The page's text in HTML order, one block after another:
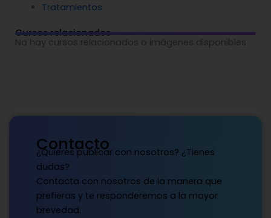
Tratamientos
Cursos relacionados
No hay cursos relacionados o imágenes disponibles.
Contacto
¿Quieres publicar con nosotros? ¿Tienes
dudas?
Contacta con nosotros de la manera que
prefieras y te responderemos a la mayor
brevedad.